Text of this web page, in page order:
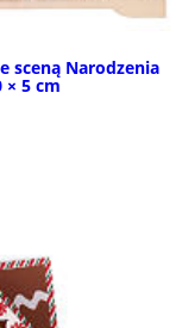
sceną Narodzenia
× 5 cm